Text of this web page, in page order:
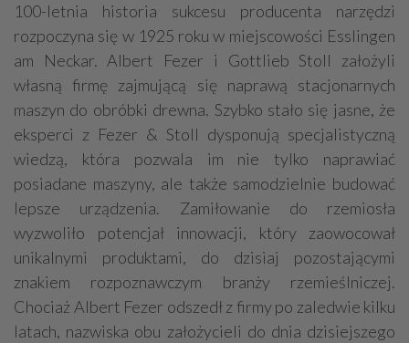
100-letnia historia sukcesu producenta narzędzi
rozpoczyna się w 1925 roku w miejscowości Esslingen
am Neckar. Albert Fezer i Gottlieb Stoll założyli
własną firmę zajmującą się naprawą stacjonarnych
maszyn do obróbki drewna. Szybko stało się jasne, że
eksperci z Fezer & Stoll dysponują specjalistyczną
wiedzą, która pozwala im nie tylko naprawiać
posiadane maszyny, ale także samodzielnie budować
lepsze urządzenia. Zamiłowanie do rzemiosła
wyzwoliło potencjał innowacji, który zaowocował
unikalnymi produktami, do dzisiaj pozostającymi
znakiem rozpoznawczym branży rzemieślniczej.
Chociaż Albert Fezer odszedł z firmy po zaledwie kilku
latach, nazwiska obu założycieli do dnia dzisiejszego